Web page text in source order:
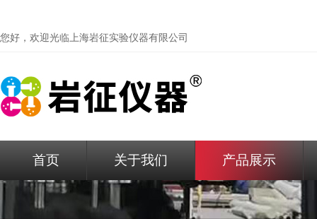
您好，欢迎光临上海岩征实验仪器有限公司
首页 关于我们 产品展示